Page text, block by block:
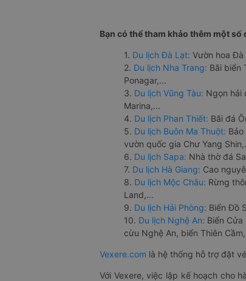
Bạn có thể tham khảo thêm một
1. Du lịch Đà Lạt: Vườn hoa
2. Du lịch Nha Trang: Bãi biển
Ponagar,...
3. Du lịch Vũng Tàu: Ngọn hải
Marina,...
4. Du lịch Phan Thiết: Bãi đá
5. Du lịch Buôn Ma Thuột:
vườn quốc gia Chư Yang
6. Du lịch Sapa: Nhà thờ đá
7. Du lịch Hà Giang: Cao
8. Du lịch Mộc Châu: Rừng
Land,...
9. Du lịch Hải Phòng: Biển Đồ
10. Du lịch Nghệ An: Biển
cừu Nghệ An, biển Thiên
Vexere.com là hệ thống hỗ trợ đặt
Với Vexere, việc lập kế hoạch cho